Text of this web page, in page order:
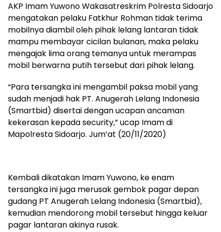
AKP Imam Yuwono Wakasatreskrim Polresta Sidoarjo
mengatakan pelaku Fatkhur Rohman tidak terima
mobilnya diambil oleh pihak lelang lantaran tidak
mampu membayar cicilan bulanan, maka pelaku
mengajak lima orang temanya untuk merampas
mobil berwarna putih tersebut dari pihak lelang.
“Para tersangka ini mengambil paksa mobil yang
sudah menjadi hak PT. Anugerah Lelang Indonesia
(Smartbid) disertai dengan ucapan ancaman
kekerasan kepada security,” ucap Imam di
Mapolresta Sidoarjo. Jum’at (20/11/2020)
Kembali dikatakan Imam Yuwono, ke enam
tersangka ini juga merusak gembok pagar depan
gudang PT Anugerah Lelang Indonesia (Smartbid),
kemudian mendorong mobil tersebut hingga keluar
pagar lantaran akinya rusak.